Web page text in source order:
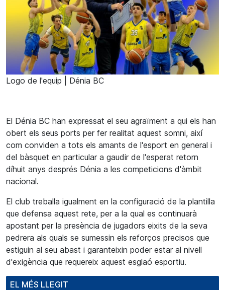
Logo de l'equip | Dénia BC
El Dénia BC han expressat el seu agraïment a qui els han
obert els seus ports per fer realitat aquest somni, així
com conviden a tots els amants de l'esport en general i
del bàsquet en particular a gaudir de l'esperat retorn
díhuit anys després Dénia a les competicions d'àmbit
nacional.
El club treballa igualment en la configuració de la plantilla
que defensa aquest rete, per a la qual es continuarà
apostant per la presència de jugadors eixits de la seva
pedrera als quals se sumessin els reforços precisos que
estiguin al seu abast i garanteixin poder estar al nivell
d'exigència que requereix aquest esglaó esportiu.
EL MÉS LLEGIT